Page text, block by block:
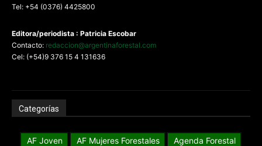
Tel: +54 (0376) 4425800
Editora/periodista : Patricia Escobar
Contacto: redaccion@argentinaforestal.com
Cel: (+54)9 376 15 4 131636
Categorías
AF Joven AF Mujeres Forestales
Agenda Forestal